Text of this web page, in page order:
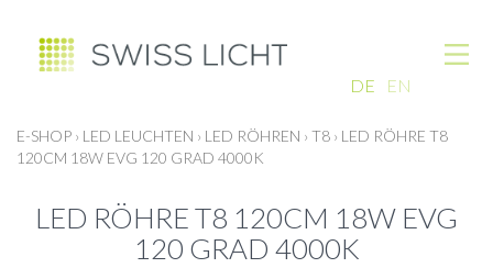
DE EN
E-SHOP › LED LEUCHTEN › LED RÖHREN › T8 › LED RÖHRE T8
120CM 18W EVG 120 GRAD 4000K
LED RÖHRE T8 120CM 18W EVG
120 GRAD 4000K